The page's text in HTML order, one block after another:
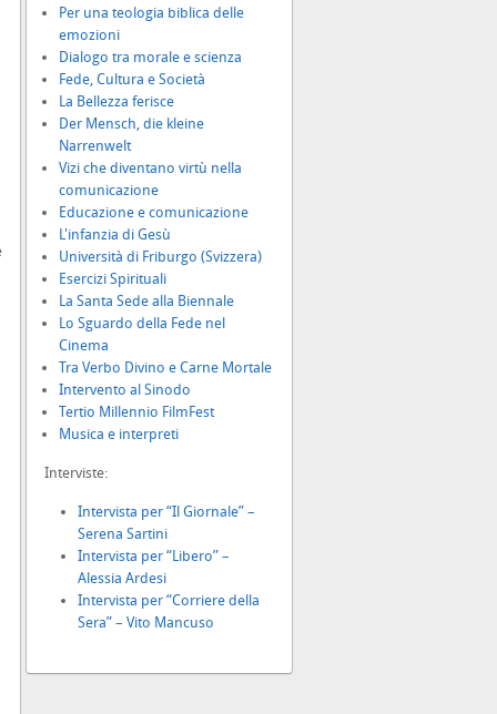
Per una teologia biblica delle
emozioni
Dialogo tra morale e scienza
Fede, Cultura e Società
La Bellezza ferisce
Der Mensch, die kleine
Narrenwelt
Vizi che diventano virtù nella
comunicazione
Educazione e comunicazione
L'infanzia di Gesù
Università di Friburgo (Svizzera)
Esercizi Spirituali
La Santa Sede alla Biennale
Lo Sguardo della Fede nel
Cinema
Tra Verbo Divino e Carne Mortale
Intervento al Sinodo
Tertio Millennio FilmFest
Musica e interpreti
Interviste:
Intervista per “Il Giornale” –
Serena Sartini
Intervista per “Libero” –
Alessia Ardesi
Intervista per “Corriere della
Sera” – Vito Mancuso